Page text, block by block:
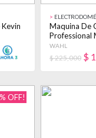
>
BELLEZA
Maquina De
Professional
Star Series
WAHL
$ 225,000 $
OFF!